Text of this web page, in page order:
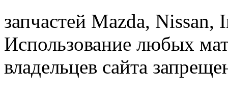
запчастей Mazda,
Использование любых
владельцев сайта